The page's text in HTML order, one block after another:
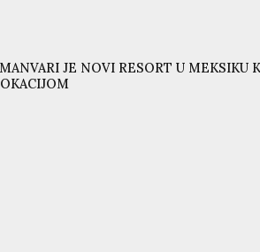
JE NOVI RESORT U MEKSIKU